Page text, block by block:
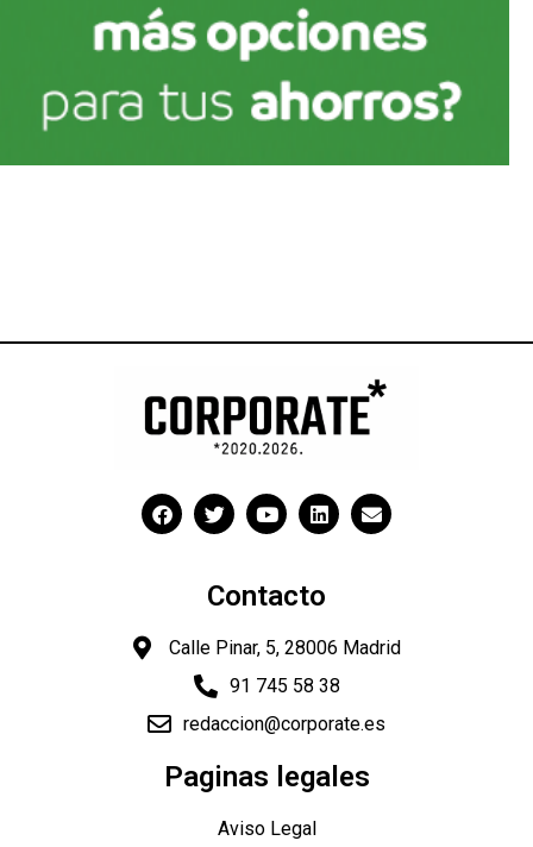
Contacto
Calle Pinar, 5, 28006 Madrid
91 745 58 38
redaccion@corporate.es
Paginas legales
Aviso Legal